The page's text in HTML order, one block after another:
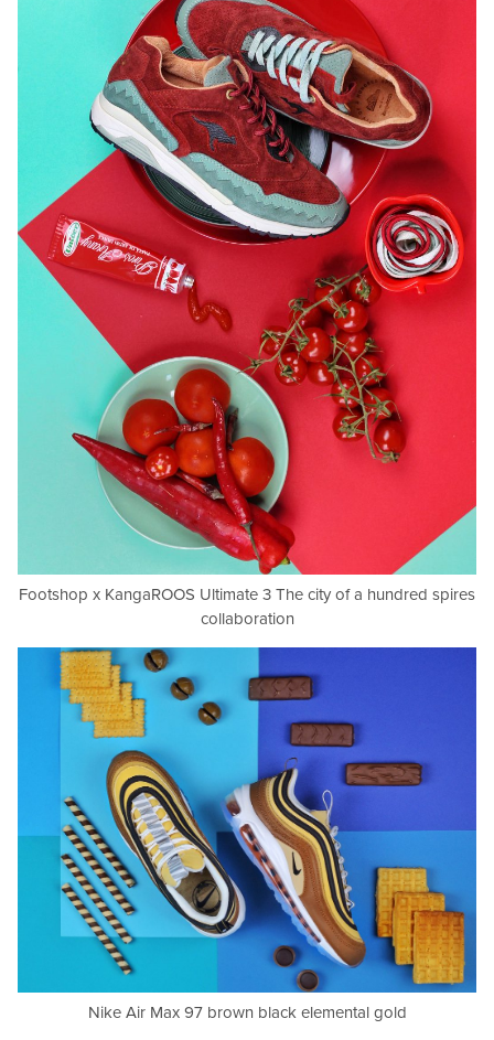
Footshop x KangaROOS Ultimate 3 The city of a hundred spires
collaboration
Nike Air Max 97 brown black elemental gold